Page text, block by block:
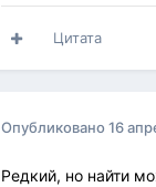
Цитата
Опубликовано16
Редкий, но найти